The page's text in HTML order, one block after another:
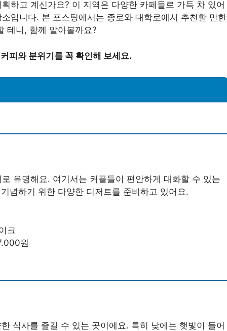
하고 계신가요? 이 지역은 다양한 카페들로 가득 차 있어
입니다. 본 포스팅에서는 종로와 대학로에서 추천할 만한
테니, 함께 알아볼까요?
피와 분위기를 꼭 확인해 보세요.
유명해요. 여기서는 커플들이 편안하게 대화할 수 있는
념하기 위한 다양한 디저트를 준비하고 있어요.
크
원
식사를 즐길 수 있는 곳이에요. 특히 낮에는 햇빛이 들어